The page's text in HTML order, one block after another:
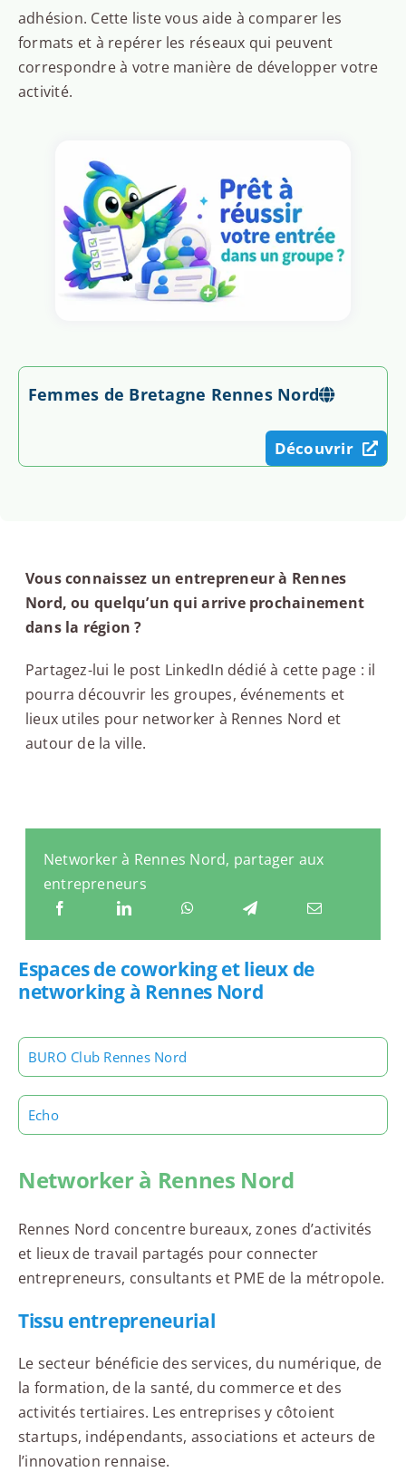
adhésion. Cette liste vous aide à comparer les
formats et à repérer les réseaux qui peuvent
correspondre à votre manière de développer votre
activité.
Femmes de Bretagne Rennes Nord
Découvrir
Vous connaissez un entrepreneur à Rennes
Nord, ou quelqu’un qui arrive prochainement
dans la région ?
Partagez-lui le post LinkedIn dédié à cette page : il
pourra découvrir les groupes, événements et
lieux utiles pour networker à Rennes Nord et
autour de la ville.
Networker à Rennes Nord, partager aux
entrepreneurs
Espaces de coworking et lieux de
networking à Rennes Nord
BURO Club Rennes Nord
Echo
Networker à Rennes Nord
Rennes Nord concentre bureaux, zones d’activités
et lieux de travail partagés pour connecter
entrepreneurs, consultants et PME de la métropole.
Tissu entrepreneurial
Le secteur bénéficie des services, du numérique, de
la formation, de la santé, du commerce et des
activités tertiaires. Les entreprises y côtoient
startups, indépendants, associations et acteurs de
l’innovation rennaise.